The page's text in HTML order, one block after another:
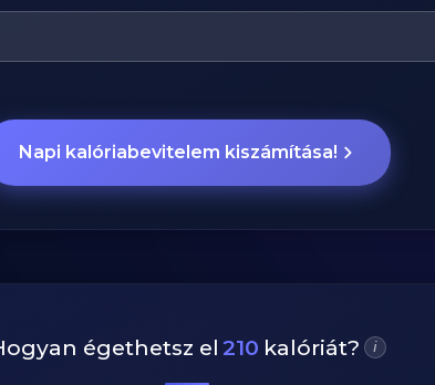
Napi kalóriabevitelem kiszámítása!
égethetsz el 210 kalóriát? i